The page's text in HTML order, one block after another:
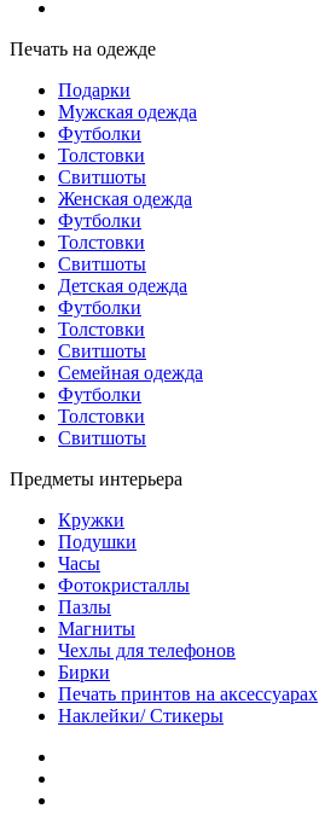
Печать на одежде
Подарки
Мужская одежда
Футболки
Толстовки
Свитшоты
Женская одежда
Футболки
Толстовки
Свитшоты
Детская одежда
Футболки
Толстовки
Свитшоты
Семейная одежда
Футболки
Толстовки
Свитшоты
Предметы интерьера
Кружки
Подушки
Часы
Фотокристаллы
Пазлы
Магниты
Чехлы для телефонов
Бирки
Печать принтов на аксессуарах
Наклейки/ Стикеры